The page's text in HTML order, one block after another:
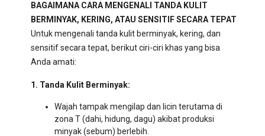
BAGAIMANA CARA MENGENALI TANDA KULIT
BERMINYAK, KERING, ATAU SENSITIF SECARA TEPAT
Untuk mengenali tanda kulit berminyak, kering, dan
sensitif secara tepat, berikut ciri-ciri khas yang bisa
Anda amati:
1. Tanda Kulit Berminyak:
Wajah tampak mengilap dan licin terutama di
zona T (dahi, hidung, dagu) akibat produksi
minyak (sebum) berlebih.